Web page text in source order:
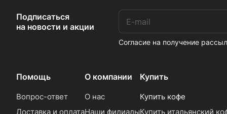
Подписаться
на новости и акции
Согласие на получение
Помощь
Вопрос-ответ
Доставка и оплата
О компании
О нас
Наши филиалы
Купить
Купить кофе
Купить итальянский